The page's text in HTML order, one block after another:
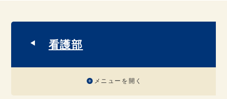
看護部
メニューを開く